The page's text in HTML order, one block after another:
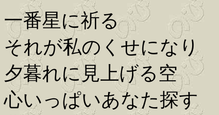
一番星に祈る
それが私のくせになり
夕暮れに見上げる空
心いっぱいあなた探す